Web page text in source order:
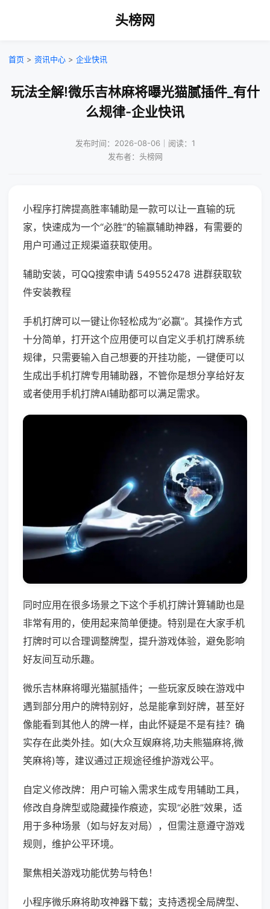
头榜网
首页 > 资讯中心 > 企业快讯
玩法全解!微乐吉林麻将曝光猫腻插件_有什
么规律-企业快讯
发布时间：2026-08-06｜阅读：1
发布者：头榜网
小程序打牌提高胜率辅助是一款可以让一直输的玩
家，快速成为一个“必胜”的输赢辅助神器，有需要的
用户可通过正规渠道获取使用。
辅助安装，可QQ搜索申请 549552478 进群获取软
件安装教程
手机打牌可以一键让你轻松成为“必赢”。其操作方式
十分简单，打开这个应用便可以自定义手机打牌系统
规律，只需要输入自己想要的开挂功能，一键便可以
生成出手机打牌专用辅助器，不管你是想分享给好友
或者使用手机打牌AI辅助都可以满足需求。
同时应用在很多场景之下这个手机打牌计算辅助也是
非常有用的，使用起来简单便捷。特别是在大家手机
打牌时可以合理调整牌型，提升游戏体验，避免影响
好友间互动乐趣。
微乐吉林麻将曝光猫腻插件；一些玩家反映在游戏中
遇到部分用户的牌特别好，总是能拿到好牌，甚至好
像能看到其他人的牌一样，由此怀疑是不是有挂？确
实存在此类外挂。如(大众互娱麻将,功夫熊猫麻将,微
笑麻将)等，建议通过正规途径维护游戏公平。
自定义修改牌：用户可输入需求生成专用辅助工具，
修改自身牌型或隐藏操作痕迹，实现“必胜”效果，适
用于多种场景（如与好友对局），但需注意遵守游戏
规则，维护公平环境。
聚焦相关游戏功能优势与特色！
小程序微乐麻将助攻神器下载；支持透视全局牌型、